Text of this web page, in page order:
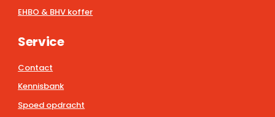
EHBO & BHV koffer
Service
Contact
Kennisbank
Spoed opdracht